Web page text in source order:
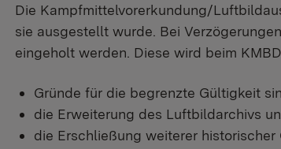
Die Kampfmittelvorerkundung/
sie ausgestellt wurde. Bei
eingeholt werden. Diese wird beim
Gründe für die begrenzte Gültigkeit
die Erweiterung des Luftbildarchivs
die Erschließung weiterer historischer